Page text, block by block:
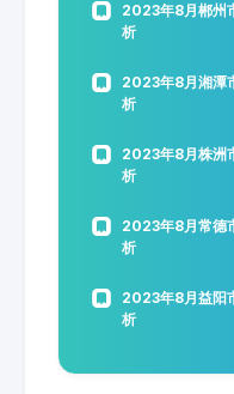
2023年8月郴州
析
2023年8月湘潭
析
2023年8月株洲
析
2023年8月常德
析
2023年8月益阳
析